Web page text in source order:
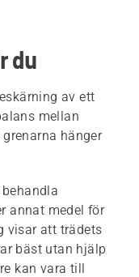
du
av ett
mellan
hänger
annat medel för
visar att trädets
bäst utan hjälp
kan vara till